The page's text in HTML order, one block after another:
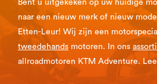
Bent u uitgekeken op uw huidige
naar een nieuw merk of nieuw
Etten-Leur! Wij zijn een
tweedehands motoren. In ons
allroadmotoren KTM Adventure.